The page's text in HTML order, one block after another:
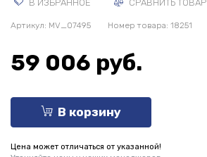
В ИЗБРАННОЕ СРАВНИТЬ ТОВАР
Артикул: MV_07495 Номер товара: 18251
59 006 руб.
В корзину
Цена может отличаться от указанной!